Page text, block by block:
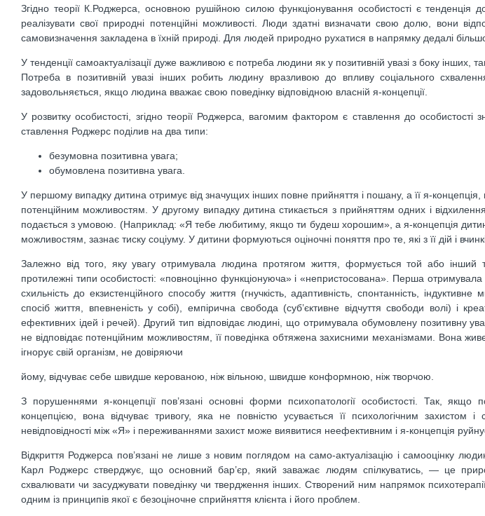
Згідно теорії К.Роджерса, основною рушійною силою функціонування особистості є тенденція
реалізувати свої природні потенційні можливості. Люди здатні визначати свою долю, вони
самовизначення закладена в їхній природі. Для людей природно рухатися в напрямку дедалі
У тенденції самоактуалізації дуже важливою є потреба людини як у позитивній увазі з боку інших,
Потреба в позитивній увазі інших робить людину вразливою до впливу соціального
задовольняється, якщо людина вважає свою поведінку відповідною власній я-концепції.
У розвитку особистості, згідно теорії Роджерса, вагомим фактором є ставлення до
ставлення Роджерс поділив на два типи:
безумовна позитивна увага;
обумовлена позитивна увага.
У першому випадку дитина отримує від значущих інших повне прийняття і пошану, а її я-
потенційним можливостям. У другому випадку дитина стикається з прийняттям одних і
подається з умовою. (Наприклад: «Я тебе любитиму, якщо ти будеш хорошим», а я-концепція
можливостям, зазнає тиску соціуму. У дитини формуються оціночні поняття про те, які з її дій і
Залежно від того, яку увагу отримувала людина протягом життя, формується той або інший
протилежні типи особистості: «повноцінно функціонуюча» і «непристосована». Перша отримувала
схильність до екзистенційного способу життя (гнучкість, адаптивність, спонтанність, індуктивне
спосіб життя, впевненість у собі), емпірична свобода (суб’єктивне відчуття свободи волі) і
ефективних ідей і речей). Другий тип відповідає людині, що отримувала обумовлену позитивну
не відповідає потенційним можливостям, її поведінка обтяжена захисними механізмами. Вона
ігнорує свій організм, не довіряючи
йому, відчуває себе швидше керованою, ніж вільною, швидше конформною, ніж творчою.
З порушеннями я-концепції пов’язані основні форми психопатології особистості. Так, якщо
концепцією, вона відчуває тривогу, яка не повністю усувається її психологічним захистом
невідповідності між «Я» і переживаннями захист може виявитися неефективним і я-концепція
Відкриття Роджерса пов’язані не лише з новим поглядом на само-актуалізацію і самооцінку
Карл Роджерс стверджує, що основний бар’єр, який заважає людям спілкуватись, — це
схвалювати чи засуджувати поведінку чи твердження інших. Створений ним напрямок
одним із принципів якої є безоціночне сприйняття клієнта і його проблем.